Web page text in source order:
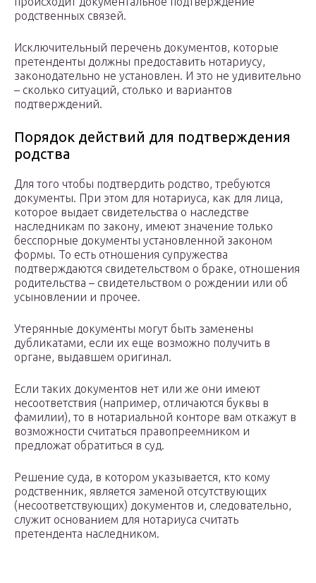
родственных связей.
Исключительный перечень документов, которые
претенденты должны предоставить нотариусу,
законодательно не установлен. И это не удивительно
– сколько ситуаций, столько и вариантов
подтверждений.
Порядок действий для подтверждения
родства
Для того чтобы подтвердить родство, требуются
документы. При этом для нотариуса, как для лица,
которое выдает свидетельства о наследстве
наследникам по закону, имеют значение только
бесспорные документы установленной законом
формы. То есть отношения супружества
подтверждаются свидетельством о браке, отношения
родительства – свидетельством о рождении или об
усыновлении и прочее.
Утерянные документы могут быть заменены
дубликатами, если их еще возможно получить в
органе, выдавшем оригинал.
Если таких документов нет или же они имеют
несоответствия (например, отличаются буквы в
фамилии), то в нотариальной конторе вам откажут в
возможности считаться правопреемником и
предложат обратиться в суд.
Решение суда, в котором указывается, кто кому
родственник, является заменой отсутствующих
(несоответствующих) документов и, следовательно,
служит основанием для нотариуса считать
претендента наследником.